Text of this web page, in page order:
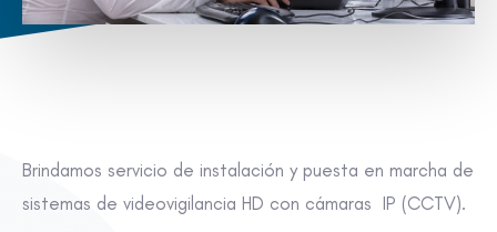
Brindamos servicio de instalación y puesta en marcha de
sistemas de videovigilancia HD con cámaras IP (CCTV).